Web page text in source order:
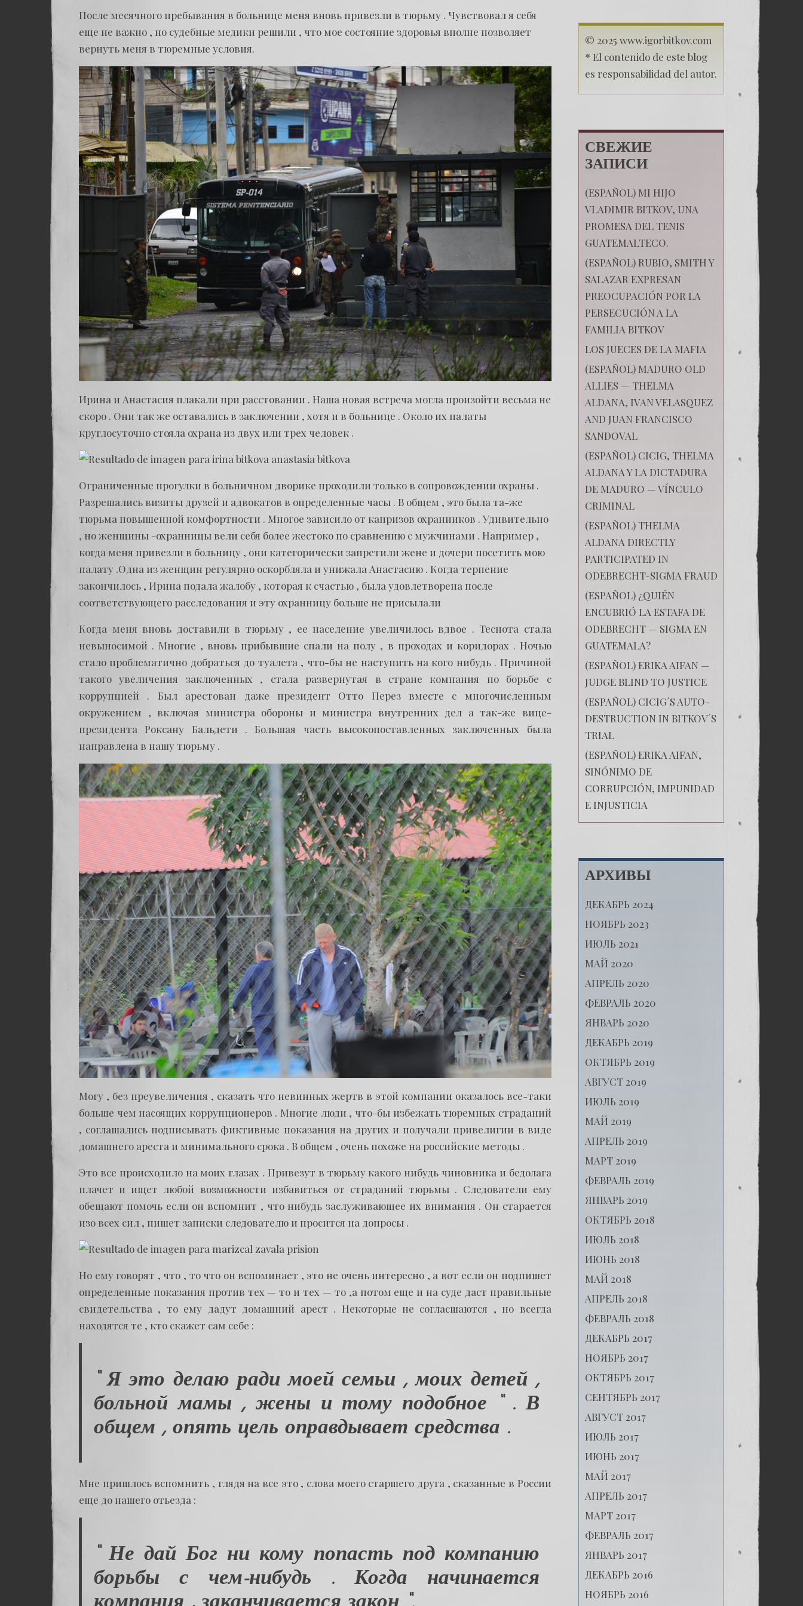
После месячного пребывания в больнице меня вновь привезли в тюрьму . Чувствовал я себя
еще не важно , но судебные медики решили , что мое состояние здоровья вполне позволяет
вернуть меня в тюремные условия.
Ирина и Анастасия плакали при расстовании . Наша новая встреча могла произойти весьма не
скоро . Они так же оставались в заключении , хотя и в больнице . Около их палаты
круглосуточно стояла охрана из двух или трех человек .
Ограниченные прогулки в больничном дворике проходили только в сопровождении охраны .
Разрешались визиты друзей и адвокатов в определенные часы . В общем , это была та-же
тюрьма повышенной комфортности . Многое зависило от капризов охранников . Удивительно
, но женщины -охранницы вели себя более жестоко по сравнению с мужчинами . Например ,
когда меня привезли в больницу , они категорически запретили жене и дочери посетить мою
палату .Одна из женщин регулярно оскорбляла и унижала Анастасию . Когда терпение
закончилось , Ирина подала жалобу , которая к счастью , была удовлетворена после
соответствующего расследования и эту охранницу больше не присылали
Когда меня вновь доставили в тюрьму , ее население увеличилось вдвое . Теснота стала
невыносимой . Многие , вновь прибывшие спали на полу , в проходах и коридорах . Ночью
стало проблематично добраться до туалета , что-бы не наступить на кого нибудь . Причиной
такого увеличения заключенных , стала развернутая в стране компания по борьбе с
коррупцией . Был арестован даже президент Отто Перез вместе с многочисленным
окружением , включая министра обороны и министра внутренних дел а так-же вице-
президента Роксану Бальдети . Большая часть высокопоставленных заключенных была
направлена в нашу тюрьму .
Могу , без преувеличения , сказать что невинных жертв в этой компании оказалось все-таки
больше чем насоящих коррупционеров . Многие люди , что-бы избежать тюремных страданий
, соглашались подписывать фиктивные показания на других и получали привелигии в виде
домашнего ареста и минимального срока . В общем , очень похоже на российские методы .
Это все происходило на моих глазах . Привезут в тюрьму какого нибудь чиновника и бедолага
плачет и ищет любой возможности избавиться от страданий тюрьмы . Следователи ему
обещают помочь если он вспомнит , что нибудь заслуживающее их внимания . Он старается
изо всех сил , пишет записки следователю и просится на допросы .
Но ему говорят , что , то что он вспоминает , это не очень интересно , а вот если он подпишет
определенные показания против тех — то и тех — то ,а потом еще и на суде даст правильные
свидетельства , то ему дадут домашний арест . Некоторые не согласшаются , но всегда
находятся те , кто скажет сам себе :
“ Я это делаю ради моей семьи , моих детей ,
больной мамы , жены и тому подобное “ . В
общем , опять цель оправдывает средства .
Мне пришлось вспомнить , глядя на все это , слова моего старшего друга , сказанные в России
еще до нашего отьезда :
“ Не дай Бог ни кому попасть под компанию
борьбы с чем-нибудь . Когда начинается
© 2025 www.igorbitkov.com
* El contenido de este blog
es responsabilidad del autor.
СВЕЖИЕ
ЗАПИСИ
(ESPAÑOL) MI HIJO
VLADIMIR BITKOV, UNA
PROMESA DEL TENIS
GUATEMALTECO.
(ESPAÑOL) RUBIO, SMITH Y
SALAZAR EXPRESAN
PREOCUPACIÓN POR LA
PERSECUCIÓN A LA
FAMILIA BITKOV
LOS JUECES DE LA MAFIA
(ESPAÑOL) MADURO OLD
ALLIES — THELMA
ALDANA, IVAN VELASQUEZ
AND JUAN FRANCISCO
SANDOVAL
(ESPAÑOL) CICIG, THELMA
ALDANA Y LA DICTADURA
DE MADURO — VÍNCULO
CRIMINAL
(ESPAÑOL) THELMA
ALDANA DIRECTLY
PARTICIPATED IN
ODEBRECHT-SIGMA FRAUD
(ESPAÑOL) ¿QUIÉN
ENCUBRIÓ LA ESTAFA DE
ODEBRECHT — SIGMA EN
GUATEMALA?
(ESPAÑOL) ERIKA AIFAN —
JUDGE BLIND TO JUSTICE
(ESPAÑOL) CICIG´S AUTO-
DESTRUCTION IN BITKOV´S
TRIAL
(ESPAÑOL) ERIKA AIFAN,
SINÓNIMO DE
CORRUPCIÓN, IMPUNIDAD
E INJUSTICIA
АРХИВЫ
ДЕКАБРЬ 2024
НОЯБРЬ 2023
ИЮЛЬ 2021
МАЙ 2020
АПРЕЛЬ 2020
ФЕВРАЛЬ 2020
ЯНВАРЬ 2020
ДЕКАБРЬ 2019
ОКТЯБРЬ 2019
АВГУСТ 2019
ИЮЛЬ 2019
МАЙ 2019
АПРЕЛЬ 2019
МАРТ 2019
ФЕВРАЛЬ 2019
ЯНВАРЬ 2019
ОКТЯБРЬ 2018
ИЮЛЬ 2018
ИЮНЬ 2018
МАЙ 2018
АПРЕЛЬ 2018
ФЕВРАЛЬ 2018
ДЕКАБРЬ 2017
НОЯБРЬ 2017
ОКТЯБРЬ 2017
СЕНТЯБРЬ 2017
АВГУСТ 2017
ИЮЛЬ 2017
ИЮНЬ 2017
МАЙ 2017
АПРЕЛЬ 2017
МАРТ 2017
ФЕВРАЛЬ 2017
ЯНВАРЬ 2017
ДЕКАБРЬ 2016
НОЯБРЬ 2016